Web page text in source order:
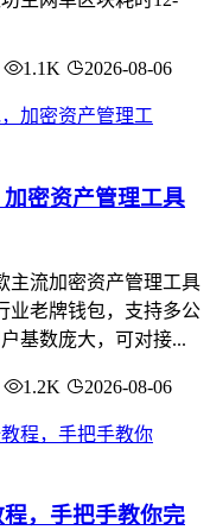
1.1K 2026-08-06
密资产管理工具
主流加密资产管理工具
业老牌钱包，支持多公
基数庞大，可对接...
1.2K 2026-08-06
，手把手教你完